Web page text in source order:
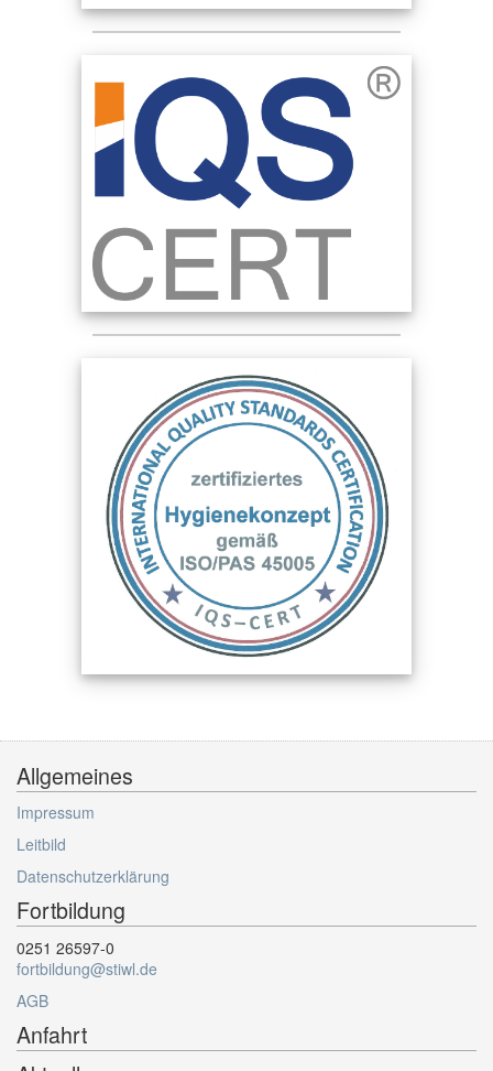
Allgemeines
Impressum
Leitbild
Datenschutzerklärung
Fortbildung
0251 26597-0
fortbildung@stiwl.de
AGB
Anfahrt